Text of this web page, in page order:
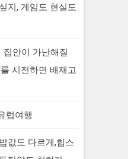
지, 게임도 현실도
안이 가난해질
시전하면 배재고
럽여행
값도 다르게,힙스